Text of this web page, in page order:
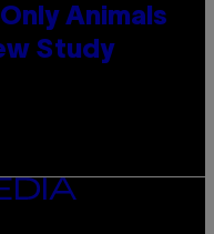
Animals
Study